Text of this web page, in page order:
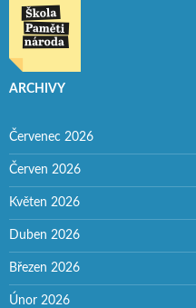
ARCHIVY
Červenec 2026
Červen 2026
Květen 2026
Duben 2026
Březen 2026
Únor 2026